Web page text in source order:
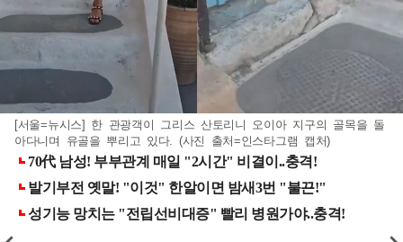
[서울=뉴시스] 한 관광객이 그리스 산토리니 오이아 지구의 골목을 돌
아다니며 유골을 뿌리고 있다. (사진 출처=인스타그램 캡처)